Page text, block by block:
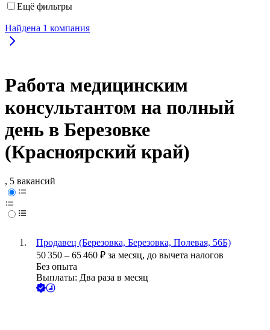
Ещё фильтры
Найдена 1 компания
Работа медицинским
консультантом на полный
день в Березовке
(Красноярский край)
, 5 вакансий
Продавец (Березовка, Березовка, Полевая, 56Б)
50 350 – 65 460 ₽ за месяц, до вычета налогов
Без опыта
Выплаты: Два раза в месяц